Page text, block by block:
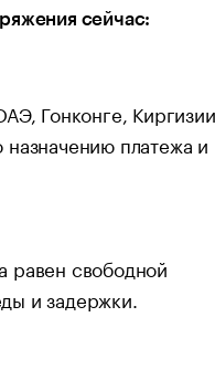
сейчас:
Гонконге,
платежа и
равен свободной
и задержки.